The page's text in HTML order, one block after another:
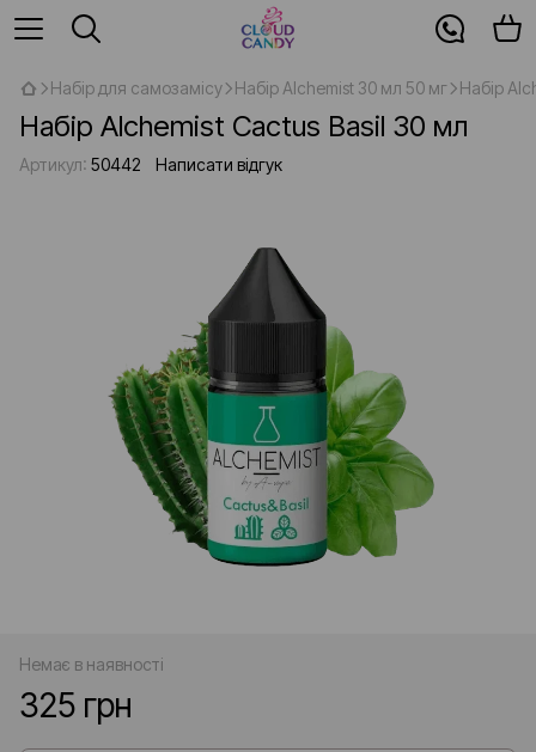
Набір для самозамісу Набір Alchemist 30 мл 50 мг Набір
Набір Alchemist Cactus Basil 30 мл
Артикул: 50442 Написати відгук
Немає в наявності
325 грн